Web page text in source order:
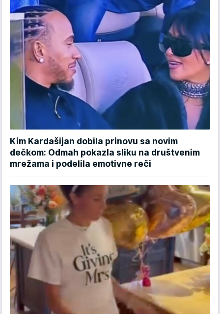
Kim Kardašijan dobila prinovu sa novim
dečkom: Odmah pokazla sliku na društvenim
mrežama i podelila emotivne reči